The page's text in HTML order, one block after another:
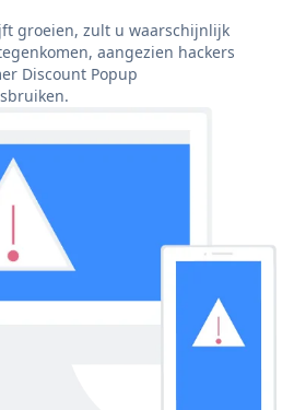
groeien, zult u waarschijnlijk
aangezien hackers
Discount Popup